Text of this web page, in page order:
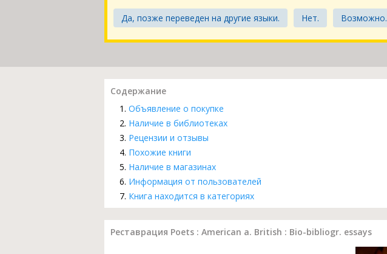
Да, позже переведен на другие языки. Нет. Возможно.
Содержание
Объявление о покупке
Наличие в библиотеках
Рецензии и отзывы
Похожие книги
Наличие в магазинах
Информация от пользователей
Книга находится в категориях
Реставрация Poets : American a. British : Bio-bibliogr. essays